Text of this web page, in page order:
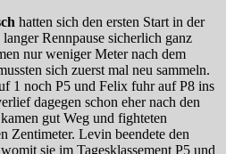
hatten sich den ersten Start in der
Rennpause sicherlich ganz
nur weniger Meter nach dem
sich zuerst mal neu sammeln.
1 noch P5 und Felix fuhr auf P8 ins
dagegen schon eher nach den
gut Weg und fighteten
Zentimeter. Levin beendete den
sie im Tagesklassement P5 und